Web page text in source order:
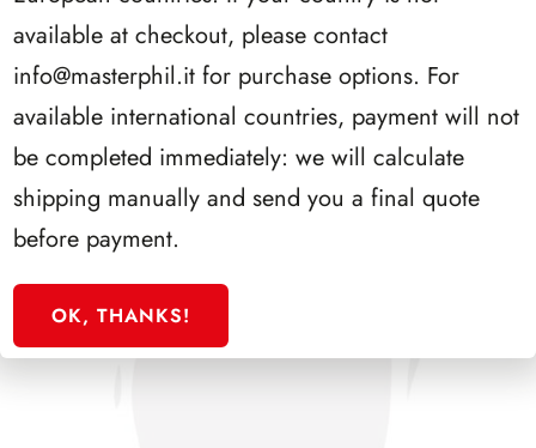
SFORZESCO ITALIA 1986 PAGINE 4
available at checkout, please contact
info@masterphil.it for purchase options. For
available international countries, payment will not
be completed immediately: we will calculate
shipping manually and send you a final quote
before payment.
OK, THANKS!